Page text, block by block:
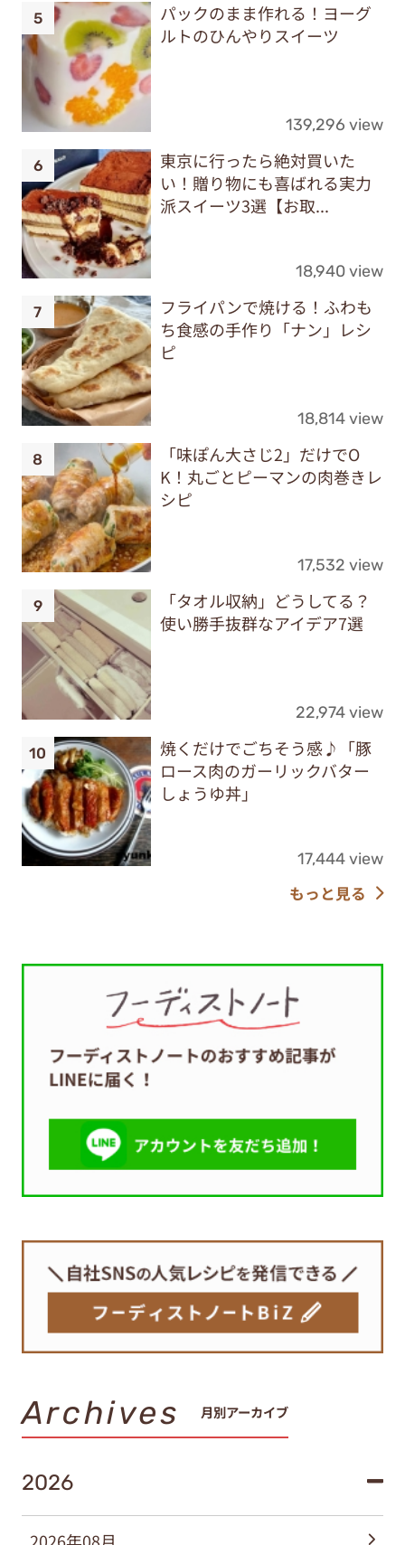
パックのまま作れる！ヨーグ
ルトのひんやりスイーツ
139,296 view
東京に行ったら絶対買いた
い！贈り物にも喜ばれる実力
派スイーツ3選【お取...
18,940 view
フライパンで焼ける！ふわも
ち食感の手作り「ナン」レシ
ピ
18,814 view
「味ぽん大さじ2」だけでO
K！丸ごとピーマンの肉巻きレ
シピ
17,532 view
「タオル収納」どうしてる？
使い勝手抜群なアイデア7選
22,974 view
焼くだけでごちそう感♪「豚
ロース肉のガーリックバター
しょうゆ丼」
17,444 view
もっと見る
Archives 月別アーカイブ
2026